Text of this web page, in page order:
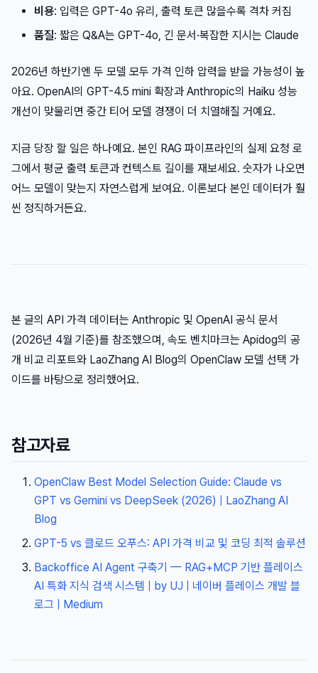
비용: 입력은 GPT-4o 유리, 출력 토큰 많을수록 격차 커짐
품질: 짧은 Q&A는 GPT-4o, 긴 문서·복잡한 지시는 Claude
2026년 하반기엔 두 모델 모두 가격 인하 압력을 받을 가능성이 높
아요. OpenAI의 GPT-4.5 mini 확장과 Anthropic의 Haiku 성능
개선이 맞물리면 중간 티어 모델 경쟁이 더 치열해질 거예요.
지금 당장 할 일은 하나예요. 본인 RAG 파이프라인의 실제 요청 로
그에서 평균 출력 토큰과 컨텍스트 길이를 재보세요. 숫자가 나오면
어느 모델이 맞는지 자연스럽게 보여요. 이론보다 본인 데이터가 훨
씬 정직하거든요.
본 글의 API 가격 데이터는 Anthropic 및 OpenAI 공식 문서
(2026년 4월 기준)를 참조했으며, 속도 벤치마크는 Apidog의 공
개 비교 리포트와 LaoZhang AI Blog의 OpenClaw 모델 선택 가
이드를 바탕으로 정리했어요.
참고자료
OpenClaw Best Model Selection Guide: Claude vs
GPT vs Gemini vs DeepSeek (2026) | LaoZhang AI
Blog
GPT-5 vs 클로드 오푸스: API 가격 비교 및 코딩 최적 솔루션
Backoffice AI Agent 구축기 — RAG+MCP 기반 플레이스
AI 특화 지식 검색 시스템 | by UJ | 네이버 플레이스 개발 블
로그 | Medium